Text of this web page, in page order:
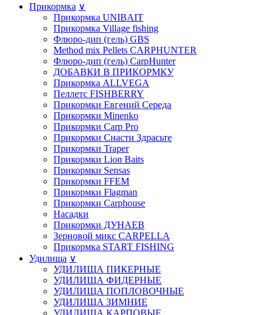
Прикормка ∨
Прикормка UNIBAIT
Прикормка Village fishing
Флюро-дип (гель) GBS
Method mix Pellets CARPHUNTER
Флюро-дип (гель) CarpHunter
ДОБАВКИ В ПРИКОРМКУ
Прикормка ALLVEGA
Пеллетс FISHBERRY
Прикормки Евгений Середа
Прикормки Minenko
Прикормки Carp Pro
Прикормки Снасти Здрасьте
Прикормки Traper
Прикормки Lion Baits
Прикормки Sensas
Прикормки FFEM
Прикормки Flagman
Прикормки Carphouse
Насадки
Прикормки ДУНАЕВ
Зерновой микс CARPELLA
Прикормка START FISHING
Удилища ∨
УДИЛИЩА ПИКЕРНЫЕ
УДИЛИЩА ФИДЕРНЫЕ
УДИЛИЩА ПОПЛОВОЧНЫЕ
УДИЛИЩА ЗИМНИЕ
УДИЛИЩА КАРПОВЫЕ